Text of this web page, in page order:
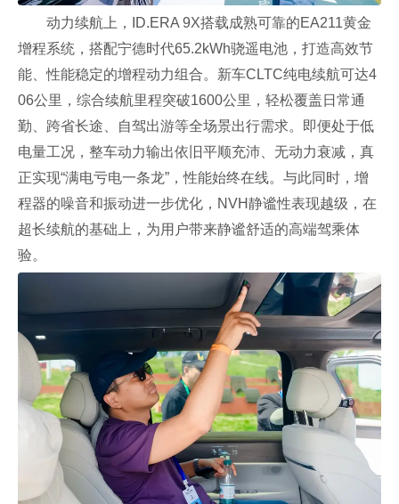
动力续航上，ID.ERA 9X搭载成熟可靠的EA211黄金
增程系统，搭配宁德时代65.2kWh骁遥电池，打造高效节
能、性能稳定的增程动力组合。新车CLTC纯电续航可达4
06公里，综合续航里程突破1600公里，轻松覆盖日常通
勤、跨省长途、自驾出游等全场景出行需求。即便处于低
电量工况，整车动力输出依旧平顺充沛、无动力衰减，真
正实现“满电亏电一条龙”，性能始终在线。与此同时，增
程器的噪音和振动进一步优化，NVH静谧性表现越级，在
超长续航的基础上，为用户带来静谧舒适的高端驾乘体
验。